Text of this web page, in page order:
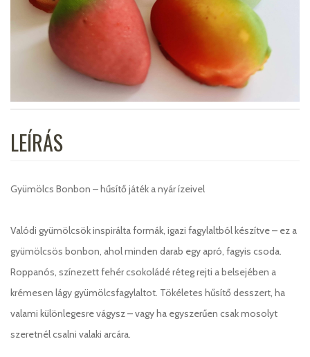
LEÍRÁS
Gyümölcs Bonbon – hűsítő játék a nyár ízeivel
Valódi gyümölcsök inspirálta formák, igazi fagylaltból készítve – ez a
gyümölcsös bonbon, ahol minden darab egy apró, fagyis csoda.
Roppanós, színezett fehér csokoládé réteg rejti a belsejében a
krémesen lágy gyümölcsfagylaltot. Tökéletes hűsítő desszert, ha
valami különlegesre vágysz – vagy ha egyszerűen csak mosolyt
szeretnél csalni valaki arcára.